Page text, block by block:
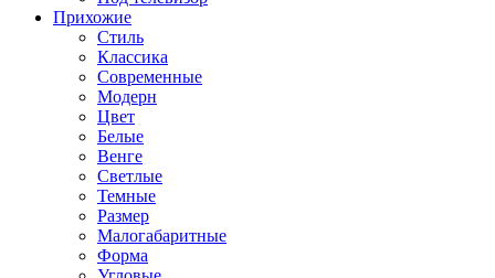
Прихожие
Стиль
Классика
Современные
Модерн
Цвет
Белые
Венге
Светлые
Темные
Размер
Малогабаритные
Форма